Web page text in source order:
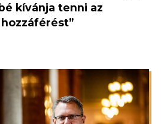
kívánja tenni az